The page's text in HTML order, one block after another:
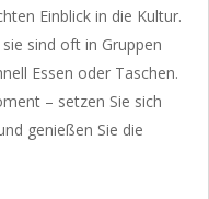
Einblick in die Kultur.
sind oft in Gruppen
Essen oder Taschen.
– setzen Sie sich
genießen Sie die